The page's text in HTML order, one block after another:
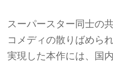
スーパースター同士の
コメディの散りばめら
実現した本作には、国